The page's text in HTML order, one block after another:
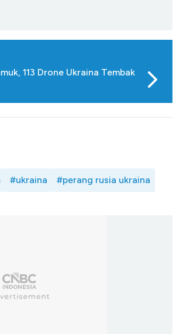
113 Drone Ukraina Tembak
#ukraina #perang rusia ukraina